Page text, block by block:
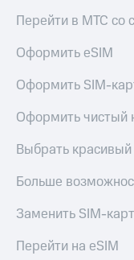
МТС
деньги
и
Платежи
переводы
Пополнить
МТС
Настройки
Скидки
до 40%
на
при
покупке
со связью
МТС
Перейти в МТС со
Оформить eSIM
Оформить SIM-
Оформить чистый
Выбрать
Больше
Заменить SIM-
Перейти на eSIM